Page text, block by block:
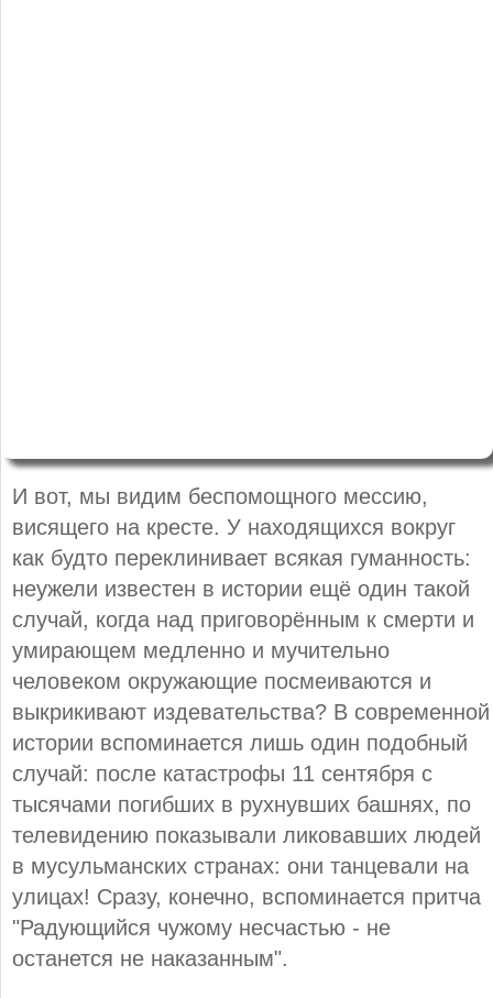
И вот, мы видим беспомощного мессию,
висящего на кресте. У находящихся вокруг
как будто переклинивает всякая гуманность:
неужели известен в истории ещё один такой
случай, когда над приговорённым к смерти и
умирающем медленно и мучительно
человеком окружающие посмеиваются и
выкрикивают издевательства? В современной
истории вспоминается лишь один подобный
случай: после катастрофы 11 сентября с
тысячами погибших в рухнувших башнях, по
телевидению показывали ликовавших людей
в мусульманских странах: они танцевали на
улицах! Сразу, конечно, вспоминается притча
"Радующийся чужому несчастью - не
останется не наказанным".